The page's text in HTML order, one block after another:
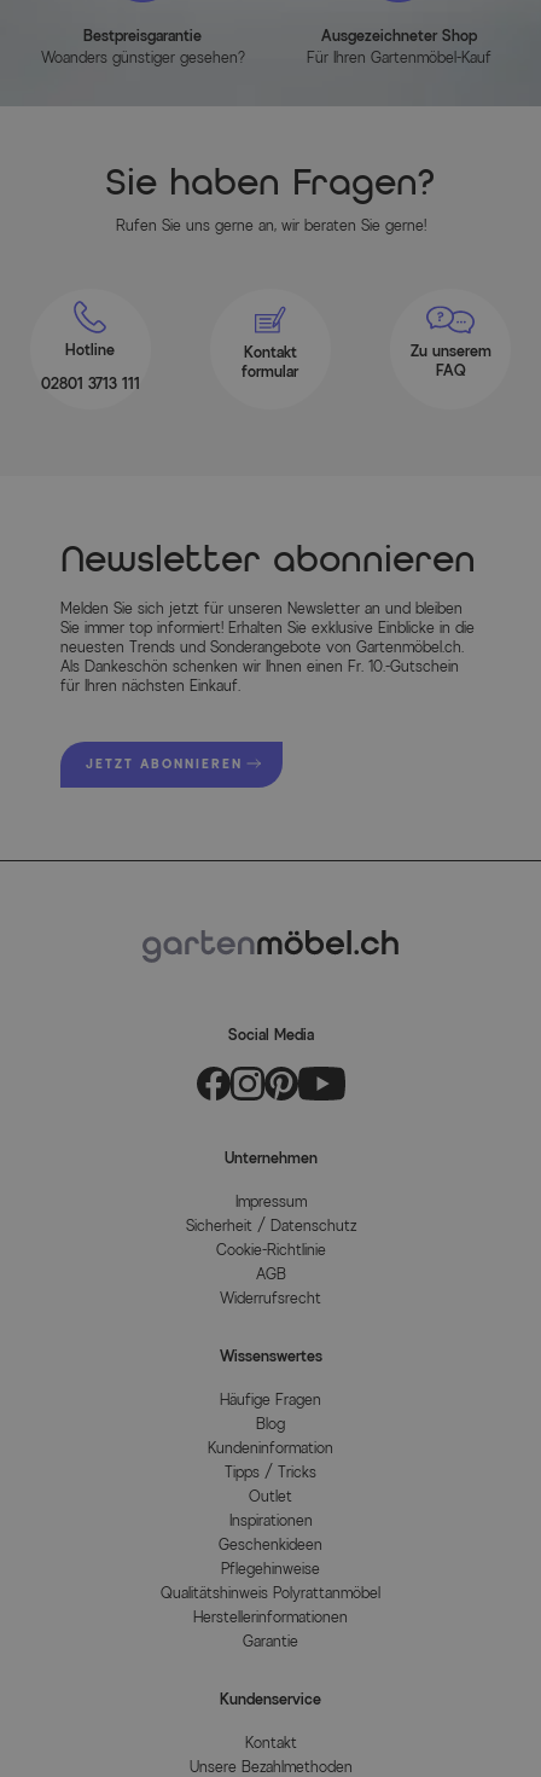
Bestpreisgarantie
Woanders günstiger gesehen?
Ausgezeichneter Shop
Für Ihren Gartenmöbel-Kauf
Sie haben Fragen?
Rufen Sie uns gerne an, wir beraten Sie gerne!
Hotline
02801 3713 111
Kontakt
formular
Zu unserem
FAQ
Newsletter abonnieren
Melden Sie sich jetzt für unseren Newsletter an und bleiben
Sie immer top informiert! Erhalten Sie exklusive Einblicke in die
neuesten Trends und Sonderangebote von Gartenmöbel.ch.
Als Dankeschön schenken wir Ihnen einen Fr. 10.-Gutschein
für Ihren nächsten Einkauf.
JETZT ABONNIEREN
Social Media
Unternehmen
Impressum
Sicherheit / Datenschutz
Cookie-Richtlinie
AGB
Widerrufsrecht
Wissenswertes
Häufige Fragen
Blog
Kundeninformation
Tipps / Tricks
Outlet
Inspirationen
Geschenkideen
Pflegehinweise
Qualitätshinweis Polyrattanmöbel
Herstellerinformationen
Garantie
Kundenservice
Kontakt
Unsere Bezahlmethoden